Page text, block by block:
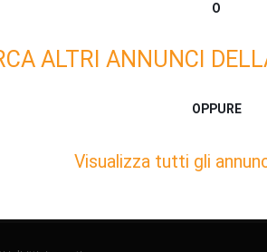
O
ALTRI ANNUNCI
OPPURE
Visualizza tutti gli